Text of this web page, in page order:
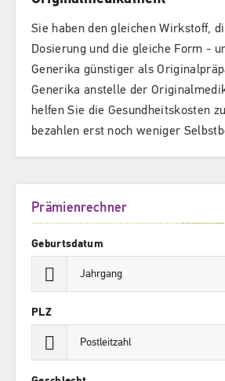
Sie haben den gleichen Wirkstoff,
Dosierung und die gleiche Form -
Generika günstiger als
Generika anstelle der
helfen Sie die Gesundheitskosten
bezahlen erst noch weniger
Prämienrechner
Geburtsdatum
PLZ